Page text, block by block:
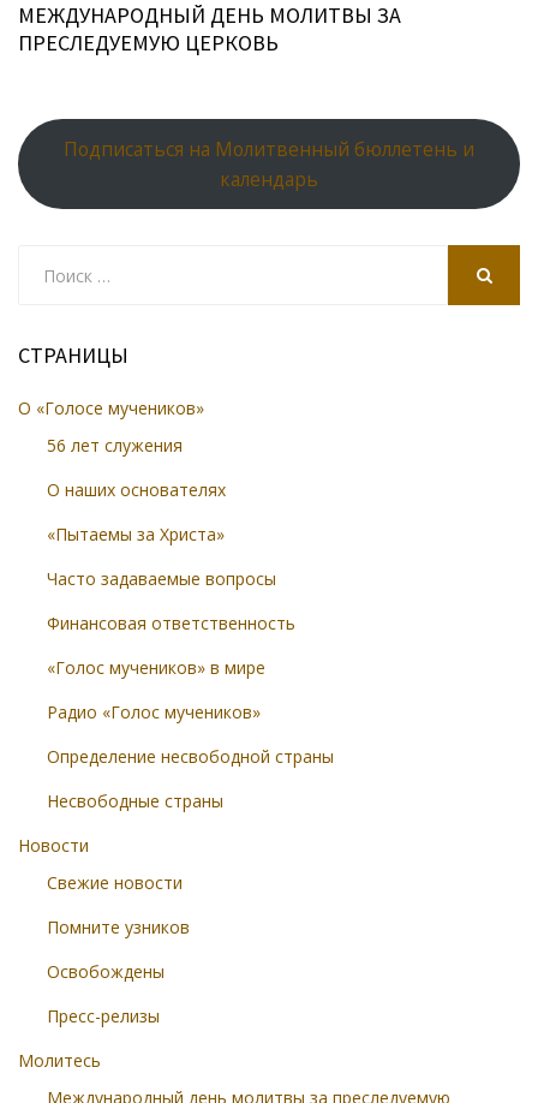
МЕЖДУНАРОДНЫЙ ДЕНЬ МОЛИТВЫ ЗА
ПРЕСЛЕДУЕМУЮ ЦЕРКОВЬ
Подписаться на Молитвенный бюллетень и
календарь
СТРАНИЦЫ
О «Голосе мучеников»
56 лет служения
О наших основателях
«Пытаемы за Христа»
Часто задаваемые вопросы
Финансовая ответственность
«Голос мучеников» в мире
Радио «Голос мучеников»
Определение несвободной страны
Несвободные страны
Новости
Свежие новости
Помните узников
Освобождены
Пресс-релизы
Молитесь
Международный день молитвы за преследуемую